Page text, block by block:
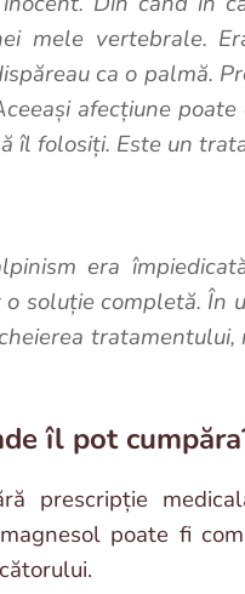
mele vertebrale.
ca o palmă.
afecțiune
îl folosiți. Este un
era
soluție completă. În
îl pot
prescripție
poate fi